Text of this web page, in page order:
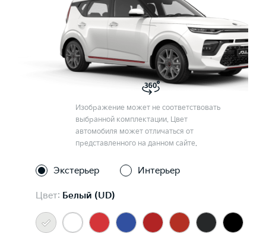
Изображение может не соответствовать
выбранной комплектации. Цвет
автомобиля может отличаться от
представленного на данном сайте.
Экстерьер Интерьер
Цвет: Белый (UD)